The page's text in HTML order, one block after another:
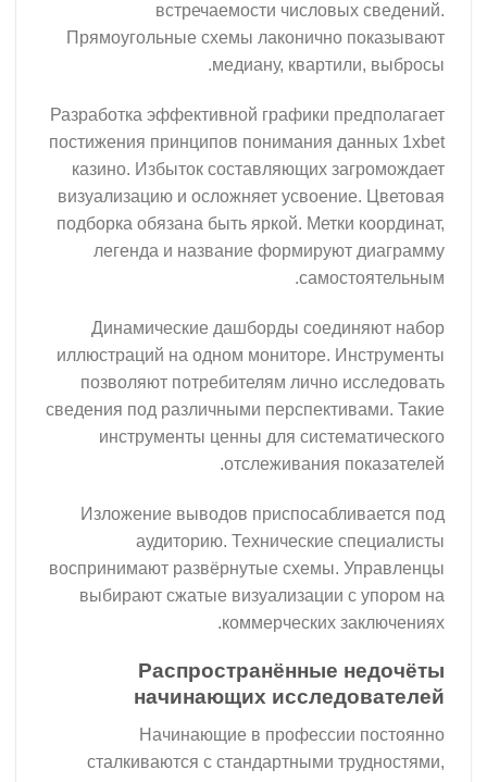
встречаемости
Прямоугольные схемы лаконично
медиану,
Разработка эффективной графики
постижения принципов понимания
казино. Избыток составляющих
визуализацию и осложняет
подборка обязана быть яркой.
легенда и название
Динамические дашборды
иллюстраций на одном мониторе.
позволяют потребителям лично
сведения под различными
инструменты ценны для
отслеживания
Изложение выводов
аудиторию. Технические
воспринимают развёрнутые схемы.
выбирают сжатые
коммерческих
Распространённые
начинающих
Начинающие в
сталкиваются с стандартными